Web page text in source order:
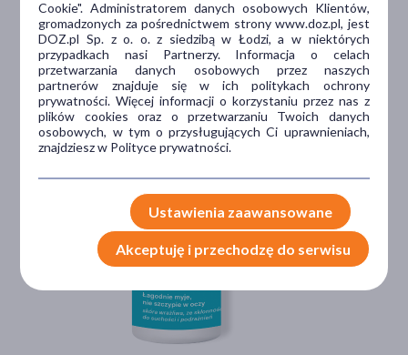
Cookie". Administratorem danych osobowych Klientów,
gromadzonych za pośrednictwem strony www.doz.pl, jest
DOZ.pl Sp. z o. o. z siedzibą w Łodzi, a w niektórych
przypadkach nasi Partnerzy. Informacja o celach
przetwarzania danych osobowych przez naszych
partnerów znajduje się w ich politykach ochrony
prywatności. Więcej informacji o korzystaniu przez nas z
plików cookies oraz o przetwarzaniu Twoich danych
osobowych, w tym o przysługujących Ci uprawnieniach,
znajdziesz w Polityce prywatności.
Ustawienia zaawansowane
Akceptuję i przechodzę do serwisu